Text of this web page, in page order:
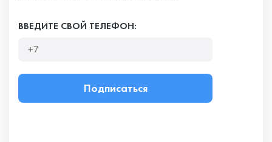
ВВЕДИТЕ СВОЙ ТЕЛЕФОН:
Подписаться